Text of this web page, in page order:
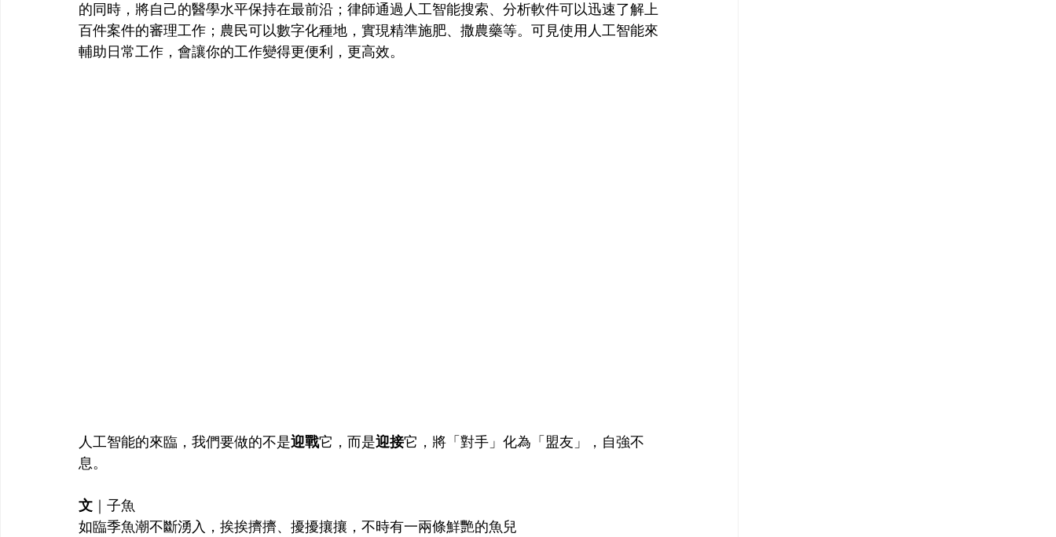
的同時，將自己的醫學水平保持在最前沿；律師通過人工智能搜索、分析軟件可以迅速了解上
百件案件的審理工作；農民可以數字化種地，實現精準施肥、撒農藥等。可見使用人工智能來
輔助日常工作，會讓你的工作變得更便利，更高效。
人工智能的來臨，我們要做的不是迎戰它，而是迎接它，將「對手」化為「盟友」，自強不
息。
文 ｜ 子魚
如臨季魚潮不斷湧入，挨挨擠擠、擾擾攘攘，不時有一兩條鮮艷的魚兒